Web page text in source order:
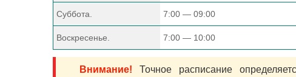
Суббота. 7:00 — 09:00
Воскресенье. 7:00 — 10:00
Внимание! Точное расписание